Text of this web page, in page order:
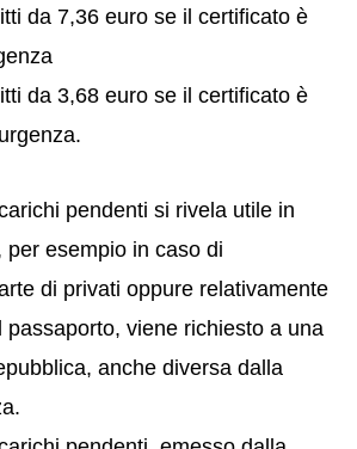
da 7,36 euro se il certificato è
da 3,68 euro se il certificato è
pendenti si rivela utile in
per esempio in caso di
di privati oppure relativamente
passaporto, viene richiesto a una
anche diversa dalla